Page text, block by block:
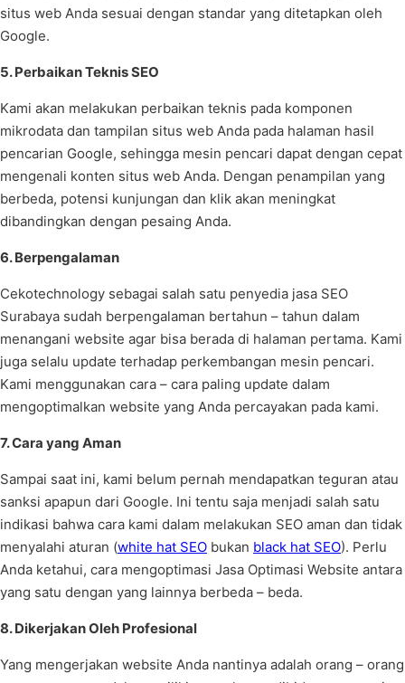
situs web Anda sesuai dengan standar yang ditetapkan oleh
Google.
5. Perbaikan Teknis SEO
Kami akan melakukan perbaikan teknis pada komponen
mikrodata dan tampilan situs web Anda pada halaman hasil
pencarian Google, sehingga mesin pencari dapat dengan cepat
mengenali konten situs web Anda. Dengan penampilan yang
berbeda, potensi kunjungan dan klik akan meningkat
dibandingkan dengan pesaing Anda.
6. Berpengalaman
Cekotechnology sebagai salah satu penyedia jasa SEO
Surabaya sudah berpengalaman bertahun – tahun dalam
menangani website agar bisa berada di halaman pertama. Kami
juga selalu update terhadap perkembangan mesin pencari.
Kami menggunakan cara – cara paling update dalam
mengoptimalkan website yang Anda percayakan pada kami.
7. Cara yang Aman
Sampai saat ini, kami belum pernah mendapatkan teguran atau
sanksi apapun dari Google. Ini tentu saja menjadi salah satu
indikasi bahwa cara kami dalam melakukan SEO aman dan tidak
menyalahi aturan (white hat SEO bukan black hat SEO). Perlu
Anda ketahui, cara mengoptimasi Jasa Optimasi Website antara
yang satu dengan yang lainnya berbeda – beda.
8. Dikerjakan Oleh Profesional
Yang mengerjakan website Anda nantinya adalah orang – orang